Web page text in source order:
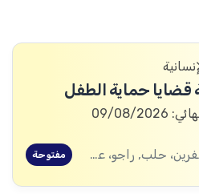
قضايا حماية الطفل
08/2026
عفرين، حلب, راجو، عفرين، حلب مفتوحة